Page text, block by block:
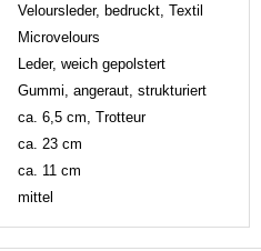
Veloursleder, bedruckt, Textil
Microvelours
Leder, weich gepolstert
Gummi, angeraut, strukturiert
ca. 6,5 cm, Trotteur
ca. 23 cm
ca. 11 cm
mittel